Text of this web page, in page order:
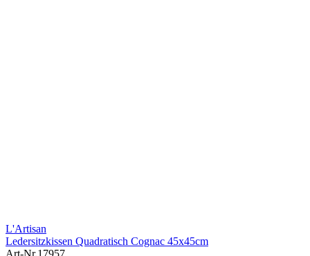
L'Artisan
Ledersitzkissen Quadratisch Cognac 45x45cm